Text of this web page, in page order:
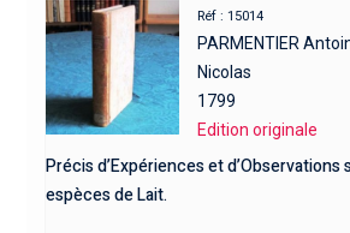
Réf : 15014
PARMENTIER
Nicolas
1799
Edition originale
Précis d’Expériences et
espèces de Lait.